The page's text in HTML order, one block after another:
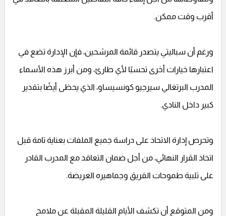
أقرب وقت ممكن.
ورغم أن سباليتي يتصدر قائمة المرشحين، فإن الإدارة تضع في
اعتبارها خيارات أخرى تحسبًا لأي طارئ، ومن أبرز هذه الأسماء
المدرب البرتغالي سيرجيو كونسيساو، الذي يحظى أيضًا بتقدير
كبير داخل النادي.
وتحرص إدارة الاتحاد على دراسة جميع الملفات بعناية تامة قبل
اتخاذ القرار النهائي، من أجل ضمان التعاقد مع المدرب القادر
على تلبية طموحات الفريق وجماهيره العريضة.
ومن المتوقع أن تكشف الأيام القليلة المقبلة عن ملامح